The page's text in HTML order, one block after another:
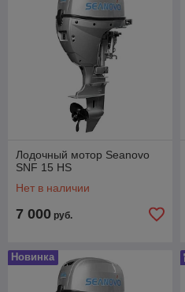
Лодочный мотор Seanovo
SNF 15 HS
Нет в наличии
7 000 руб.
Новинка